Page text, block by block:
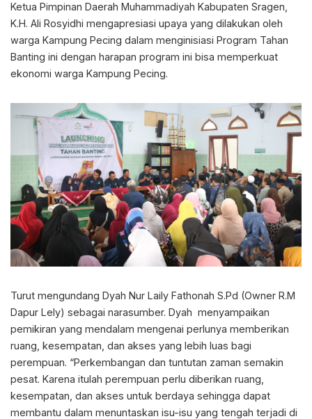
Ketua Pimpinan Daerah Muhammadiyah Kabupaten Sragen,
K.H. Ali Rosyidhi mengapresiasi upaya yang dilakukan oleh
warga Kampung Pecing dalam menginisiasi Program Tahan
Banting ini dengan harapan program ini bisa memperkuat
ekonomi warga Kampung Pecing.
Turut mengundang Dyah Nur Laily Fathonah S.Pd (Owner R.M
Dapur Lely) sebagai narasumber. Dyah menyampaikan
pemikiran yang mendalam mengenai perlunya memberikan
ruang, kesempatan, dan akses yang lebih luas bagi
perempuan. “Perkembangan dan tuntutan zaman semakin
pesat. Karena itulah perempuan perlu diberikan ruang,
kesempatan, dan akses untuk berdaya sehingga dapat
membantu dalam menuntaskan isu-isu yang tengah terjadi di